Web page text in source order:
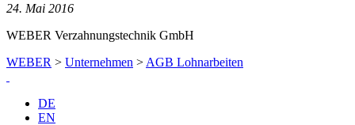
24. Mai 2016
WEBER Verzahnungstechnik GmbH
WEBER > Unternehmen > AGB Lohnarbeiten
DE
EN